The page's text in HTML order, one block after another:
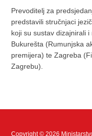
Prevoditelj za
predstavili stručnjaci
koji su sustav dizajnirali
Bukurešta (Rumunjska
premijera) te Zagreba
Zagrebu).
Copyright © 2026